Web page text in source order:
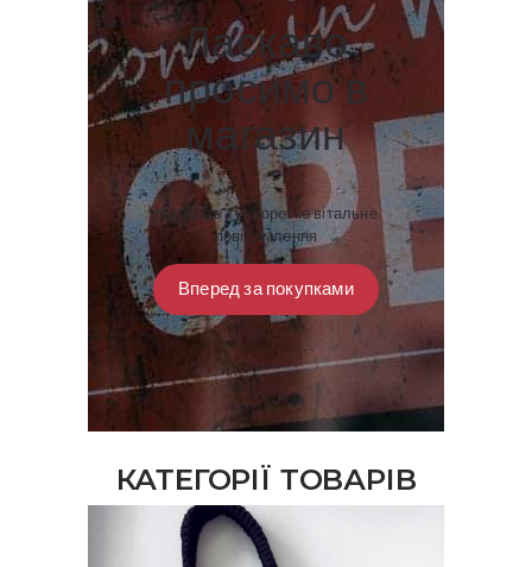
Ласкаво
просимо в
магазин
Напишіть тут коротке вітальне
повідомлення
Вперед за покупками
КАТЕГОРІЇ ТОВАРІВ